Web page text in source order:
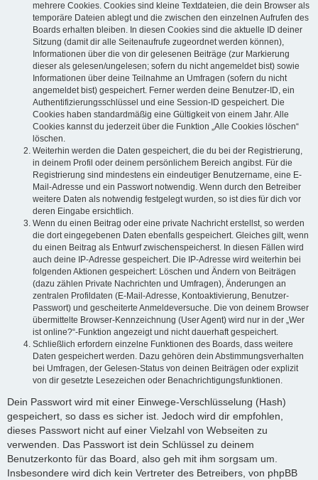
mehrere Cookies. Cookies sind kleine Textdateien, die dein Browser als
temporäre Dateien ablegt und die zwischen den einzelnen Aufrufen des
Boards erhalten bleiben. In diesen Cookies sind die aktuelle ID deiner
Sitzung (damit dir alle Seitenaufrufe zugeordnet werden können),
Informationen über die von dir gelesenen Beiträge (zur Markierung
dieser als gelesen/ungelesen; sofern du nicht angemeldet bist) sowie
Informationen über deine Teilnahme an Umfragen (sofern du nicht
angemeldet bist) gespeichert. Ferner werden deine Benutzer-ID, ein
Authentifizierungsschlüssel und eine Session-ID gespeichert. Die
Cookies haben standardmäßig eine Gültigkeit von einem Jahr. Alle
Cookies kannst du jederzeit über die Funktion „Alle Cookies löschen“
löschen.
Weiterhin werden die Daten gespeichert, die du bei der Registrierung,
in deinem Profil oder deinem persönlichem Bereich angibst. Für die
Registrierung sind mindestens ein eindeutiger Benutzername, eine E-
Mail-Adresse und ein Passwort notwendig. Wenn durch den Betreiber
weitere Daten als notwendig festgelegt wurden, so ist dies für dich vor
deren Eingabe ersichtlich.
Wenn du einen Beitrag oder eine private Nachricht erstellst, so werden
die dort eingegebenen Daten ebenfalls gespeichert. Gleiches gilt, wenn
du einen Beitrag als Entwurf zwischenspeicherst. In diesen Fällen wird
auch deine IP-Adresse gespeichert. Die IP-Adresse wird weiterhin bei
folgenden Aktionen gespeichert: Löschen und Ändern von Beiträgen
(dazu zählen Private Nachrichten und Umfragen), Änderungen an
zentralen Profildaten (E-Mail-Adresse, Kontoaktivierung, Benutzer-
Passwort) und gescheiterte Anmeldeversuche. Die von deinem Browser
übermittelte Browser-Kennzeichnung (User Agent) wird nur in der „Wer
ist online?“-Funktion angezeigt und nicht dauerhaft gespeichert.
Schließlich erfordern einzelne Funktionen des Boards, dass weitere
Daten gespeichert werden. Dazu gehören dein Abstimmungsverhalten
bei Umfragen, der Gelesen-Status von deinen Beiträgen oder explizit
von dir gesetzte Lesezeichen oder Benachrichtigungsfunktionen.
Dein Passwort wird mit einer Einwege-Verschlüsselung (Hash)
gespeichert, so dass es sicher ist. Jedoch wird dir empfohlen,
dieses Passwort nicht auf einer Vielzahl von Webseiten zu
verwenden. Das Passwort ist dein Schlüssel zu deinem
Benutzerkonto für das Board, also geh mit ihm sorgsam um.
Insbesondere wird dich kein Vertreter des Betreibers, von phpBB